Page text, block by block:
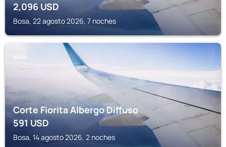
2,096USD
Bosa, 22 agosto 2026, 7 noches
BOSA
Corte Fiorita Albergo Diffuso
591USD
Bosa, 14 agosto 2026, 2 noches